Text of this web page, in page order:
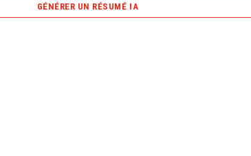
GÉNÉRER UN RÉSUMÉ IA